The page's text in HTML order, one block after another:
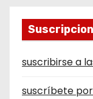
suscribirse a
suscríbete